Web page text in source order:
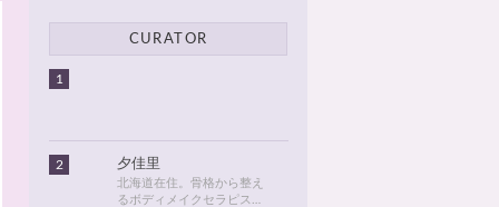
CURATOR
1
2 夕佳里
北海道在住。骨格から整え
るボディメイクセラピスト